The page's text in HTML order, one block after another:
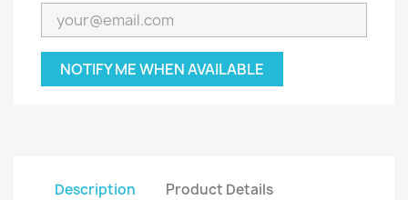
NOTIFY ME WHEN AVAILABLE
Description Product Details